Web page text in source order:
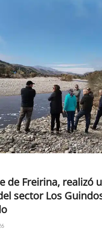
de Freirina, realizó
sector Los